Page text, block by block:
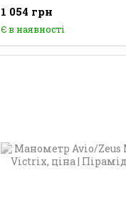
1 054 грн
Є в наявності